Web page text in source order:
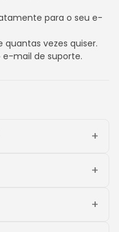
para o seu e-
quantas vezes quiser.
e-mail de suporte.